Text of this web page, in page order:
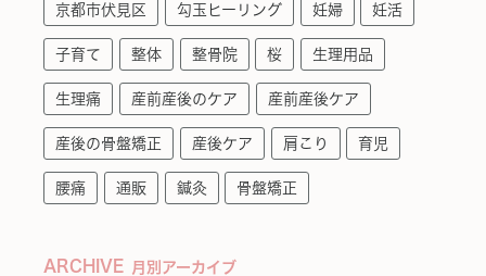
京都市伏見区 勾玉ヒーリング 妊婦 妊活
子育て 整体 整骨院 桜 生理用品
生理痛 産前産後のケア 産前産後ケア
産後の骨盤矯正 産後ケア 肩こり 育児
腰痛 通販 鍼灸 骨盤矯正
ARCHIVE 月別アーカイブ